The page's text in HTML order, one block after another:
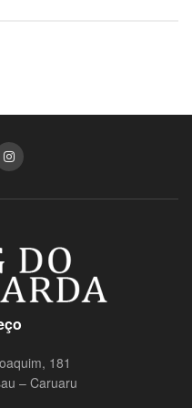
181
– Caruaru